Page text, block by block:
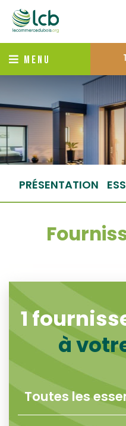
MENU
PRÉSENTATION
1
à